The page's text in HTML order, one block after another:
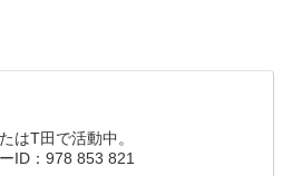
はT田で活動中。
ID：978 853 821